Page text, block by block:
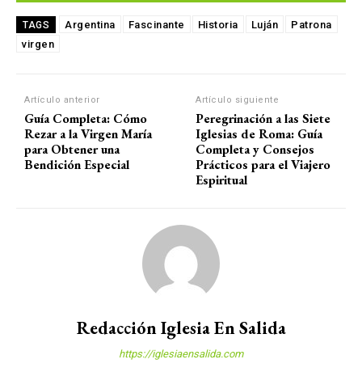
TAGS Argentina Fascinante Historia Luján
Patrona
virgen
Artículo anterior
Guía Completa: Cómo
Rezar a la Virgen María
para Obtener una
Bendición Especial
Artículo siguiente
Peregrinación a las Siete
Iglesias de Roma: Guía
Completa y Consejos
Prácticos para el Viajero
Espiritual
Redacción Iglesia En Salida
https://iglesiaensalida.com